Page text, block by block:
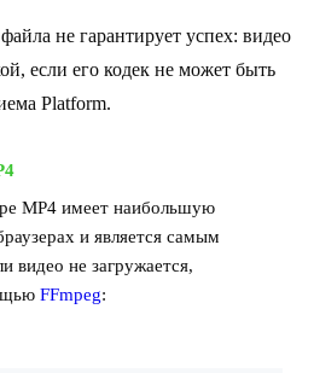
не гарантирует успех: видео
если его кодек не может быть
Platform.
MP4 имеет наибольшую
и является самым
не загружается,
FFmpeg: